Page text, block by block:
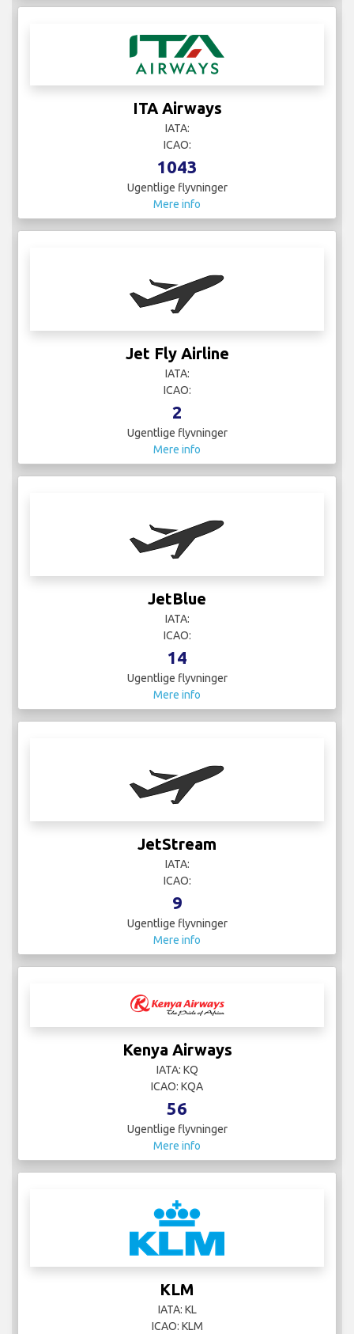
ITA Airways
IATA:
ICAO:
1043
Ugentlige flyvninger
Mere info
Jet Fly Airline
IATA:
ICAO:
2
Ugentlige flyvninger
Mere info
JetBlue
IATA:
ICAO:
14
Ugentlige flyvninger
Mere info
JetStream
IATA:
ICAO:
9
Ugentlige flyvninger
Mere info
Kenya Airways
IATA: KQ
ICAO: KQA
56
Ugentlige flyvninger
Mere info
KLM
IATA: KL
ICAO: KLM